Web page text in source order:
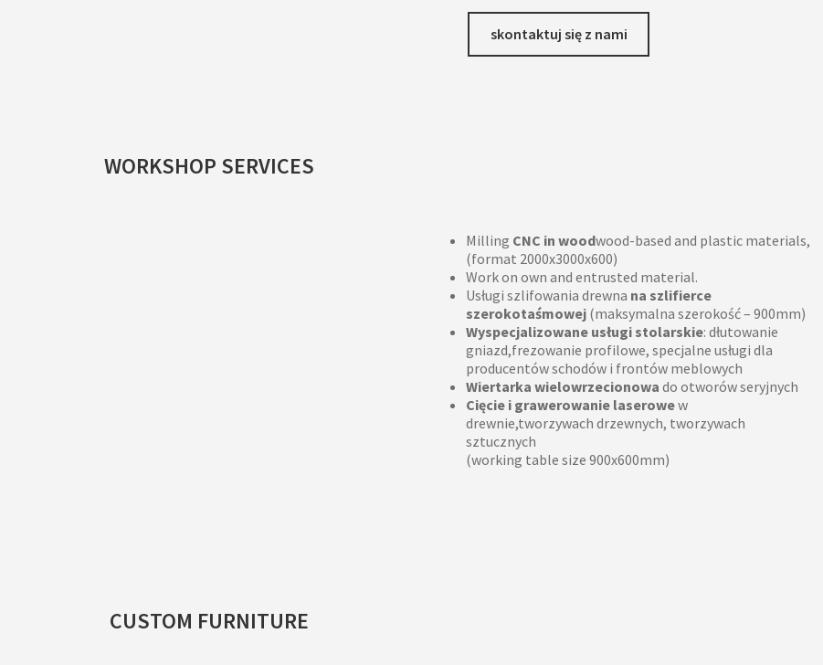
skontaktuj się z nami
WORKSHOP SERVICES
Milling CNC in woodwood-based and plastic materials,
(format 2000x3000x600)
Work on own and entrusted material.
Usługi szlifowania drewna na szlifierce
szerokotaśmowej(maksymalna szerokość – 900mm)
Wyspecjalizowane usługi stolarskie: dłutowanie
gniazd,frezowanie profilowe, specjalne usługi dla
producentów schodów i frontów meblowych
Wiertarka wielowrzecionowa do otworów seryjnych
Cięcie i grawerowanie laserowew
drewnie,tworzywach drzewnych, tworzywach
sztucznych
(working table size 900x600mm)
CUSTOM FURNITURE